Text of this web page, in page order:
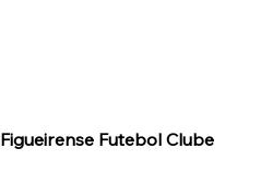
Figueirense Futebol Clube